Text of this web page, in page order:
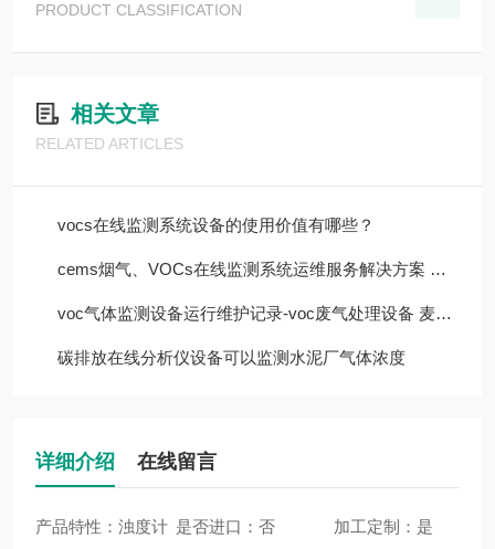
PRODUCT CLASSIFICATION
相关文章
RELATED ARTICLES
vocs在线监测系统设备的使用价值有哪些？
cems烟气、VOCs在线监测系统运维服务解决方案 上海麦越
voc气体监测设备运行维护记录-voc废气处理设备 麦越环境
碳排放在线分析仪设备可以监测水泥厂气体浓度
详细介绍 在线留言
产品特性：浊度计 是否进口：否 加工定制：是